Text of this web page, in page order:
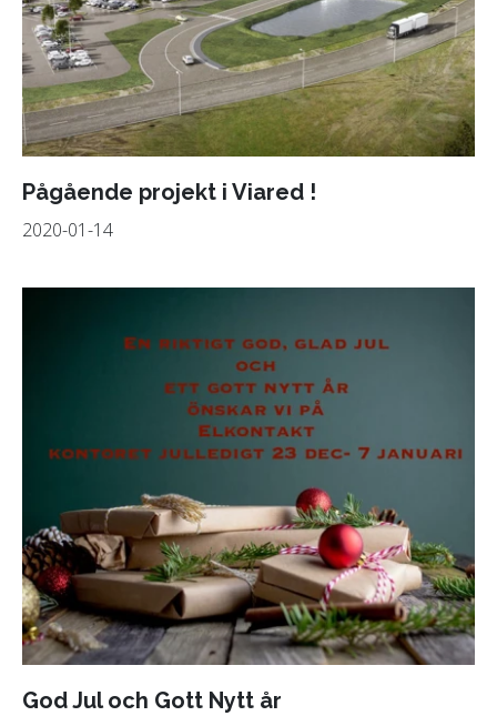
Pågående projekt i Viared !
2020-01-14
God Jul och Gott Nytt år